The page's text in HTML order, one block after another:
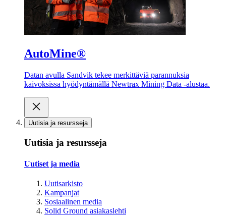
AutoMine®
Datan avulla Sandvik tekee merkittäviä parannuksia
kaivoksissa hyödyntämällä Newtrax Mining Data -alustaa.
Uutisia ja resursseja
Uutisia ja resursseja
Uutiset ja media
Uutisarkisto
Kampanjat
Sosiaalinen media
Solid Ground asiakaslehti